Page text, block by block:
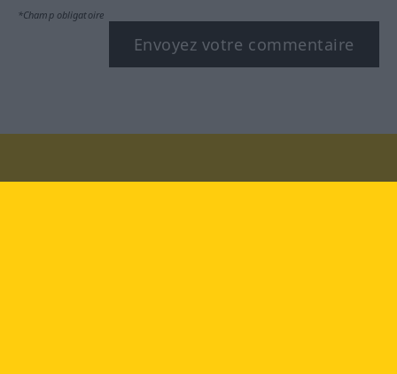
*Champ obligatoire
Envoyez votre commentaire
Rendez-nous visite au :